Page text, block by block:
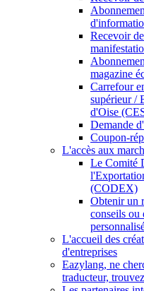
Recevoir
magazine
Carrefour
supérieur /
d'Oise
Demande
Coupon-
L'accès aux
Le Comité
(CODEX)
Obtenir un
conseils ou
L'accueil des
d'entreprises
Eazylang, ne
traducteur,